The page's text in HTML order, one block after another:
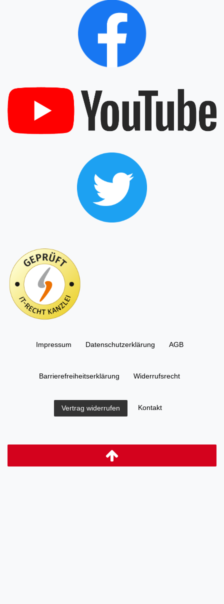
Impressum Daten­schutz­erklärung AGB
Barrierefreiheitserklärung Widerrufs­recht
Vertrag widerrufen Kontakt